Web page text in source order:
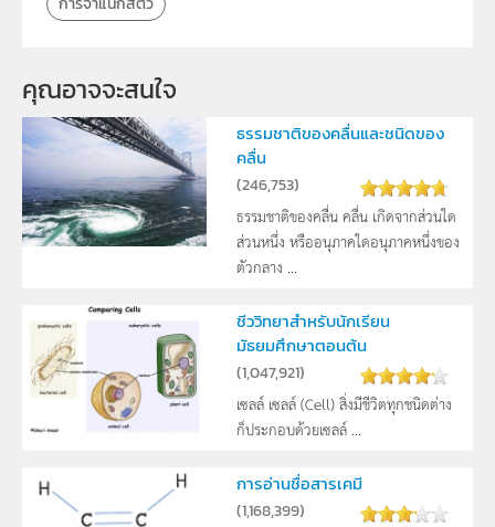
คุณอาจจะสนใจ
ธรรมชาติของคลื่นและชนิดของ
คลื่น
(246,753)
ธรรมชาติของคลื่น คลื่น เกิดจากส่วนใด
ส่วนหนึ่ง หรืออนุภาคใดอนุภาคหนึ่งของ
ตัวกลาง ...
ชีววิทยาสำหรับนักเรียน
มัธยมศึกษาตอนต้น
(1,047,921)
เซลล์ เซลล์ (Cell) สิ่งมีชีวิตทุกชนิดต่าง
ก็ประกอบด้วยเซลล์ ...
การอ่านชื่อสารเคมี
(1,168,399)